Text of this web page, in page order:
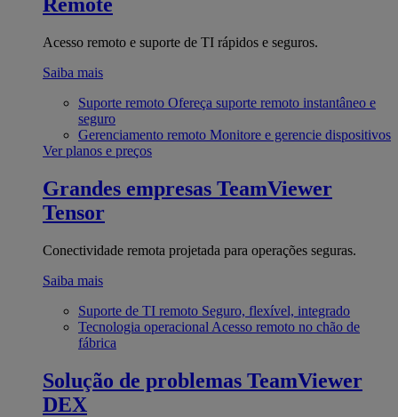
Remote
Acesso remoto e suporte de TI rápidos e seguros.
Saiba mais
Suporte remoto Ofereça suporte remoto instantâneo e
seguro
Gerenciamento remoto Monitore e gerencie dispositivos
Ver planos e preços
Grandes empresas TeamViewer
Tensor
Conectividade remota projetada para operações seguras.
Saiba mais
Suporte de TI remoto Seguro, flexível, integrado
Tecnologia operacional Acesso remoto no chão de
fábrica
Solução de problemas TeamViewer
DEX